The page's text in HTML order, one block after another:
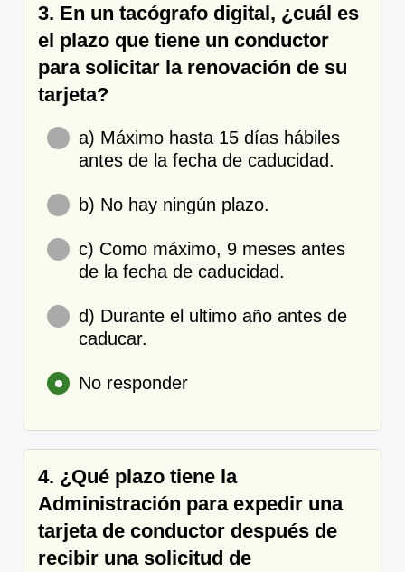
3. En un tacógrafo digital, ¿cuál es
el plazo que tiene un conductor
para solicitar la renovación de su
tarjeta?
a) Máximo hasta 15 días hábiles
antes de la fecha de caducidad.
b) No hay ningún plazo.
c) Como máximo, 9 meses antes
de la fecha de caducidad.
d) Durante el ultimo año antes de
caducar.
No responder
4. ¿Qué plazo tiene la
Administración para expedir una
tarjeta de conductor después de
recibir una solicitud de